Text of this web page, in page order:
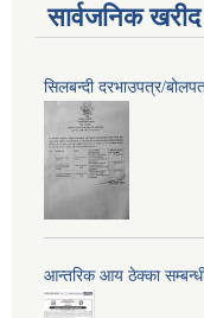
सार्वजनिक
सिलबन्दी दरभाउपत्र/
आन्तरिक आय ठेक्का